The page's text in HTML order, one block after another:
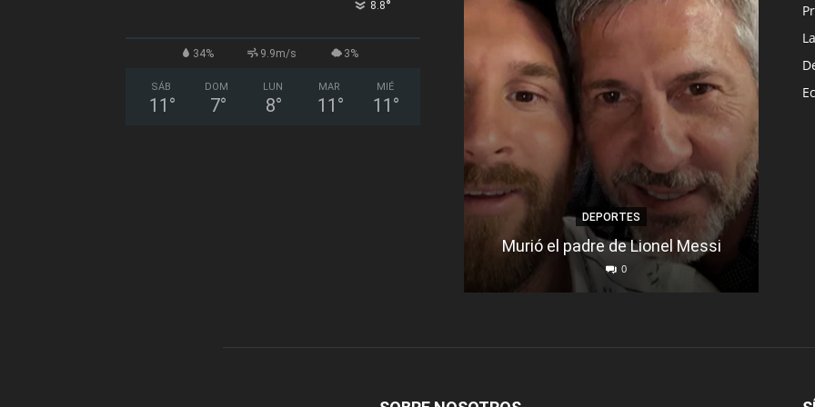
8.8°
34% 9.9m/s 3%
SÁB
11 °
DOM
7°
LUN
8°
MAR
11 °
MIÉ
11 °
DEPORTES
Murió el padre de Lionel Messi
0